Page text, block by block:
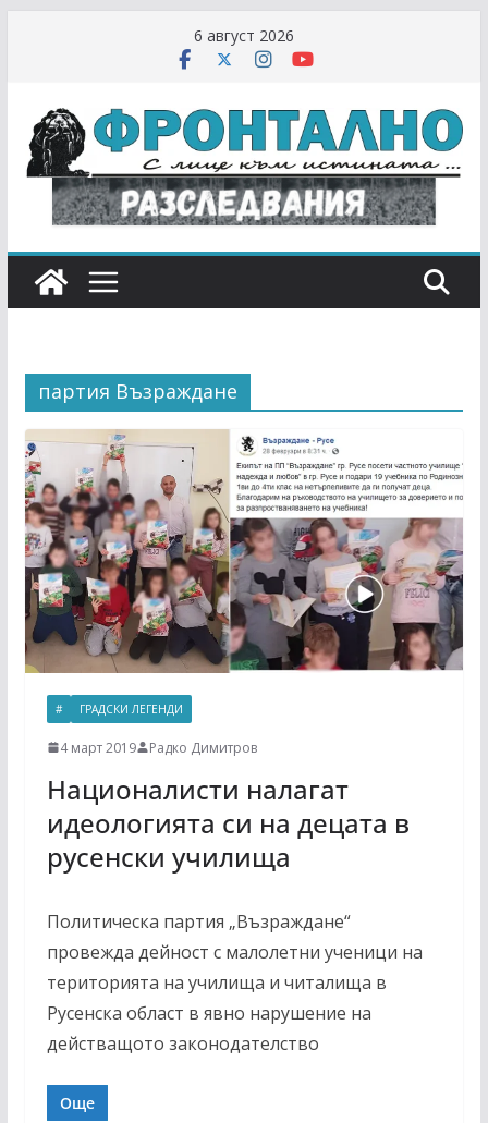
6 август 2026
партия Възраждане
# ГРАДСКИ ЛЕГЕНДИ
4 март 2019 Радко Димитров
Националисти налагат
идеологията си на децата в
русенски училища
Политическа партия „Възраждане“
провежда дейност с малолетни ученици на
територията на училища и читалища в
Русенска област в явно нарушение на
действащото законодателство
Още